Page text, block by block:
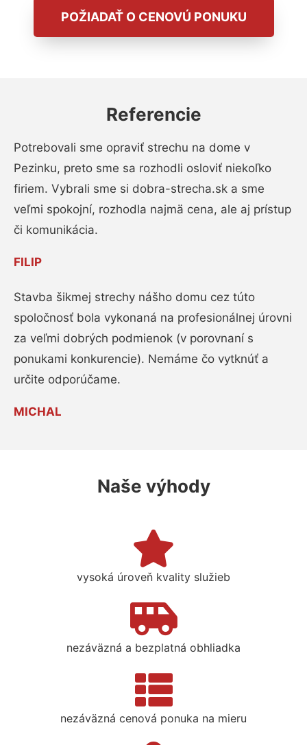
POŽIADAŤ O CENOVÚ PONUKU
Referencie
Potrebovali sme opraviť strechu na dome v
Pezinku, preto sme sa rozhodli osloviť niekoľko
firiem. Vybrali sme si dobra-strecha.sk a sme
veľmi spokojní, rozhodla najmä cena, ale aj prístup
či komunikácia.
FILIP
Stavba šikmej strechy nášho domu cez túto
spoločnosť bola vykonaná na profesionálnej úrovni
za veľmi dobrých podmienok (v porovnaní s
ponukami konkurencie). Nemáme čo vytknúť a
určite odporúčame.
MICHAL
Naše výhody
vysoká úroveň kvality služieb
nezáväzná a bezplatná obhliadka
nezáväzná cenová ponuka na mieru